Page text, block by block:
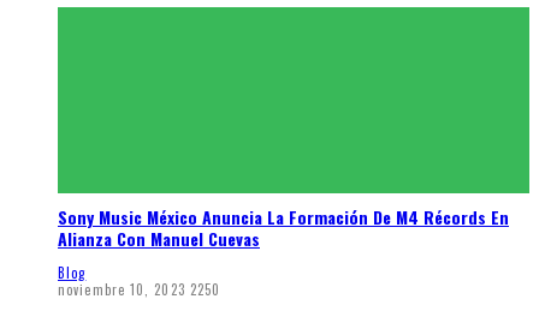
Sony Music México Anuncia La Formación De M4 Récords En
Alianza Con Manuel Cuevas
Blog
noviembre 10, 2023 2250